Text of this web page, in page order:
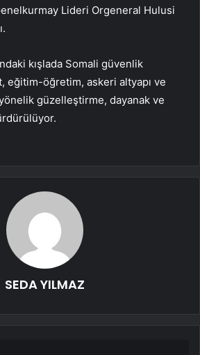
Lideri Orgeneral Hulusi
kışlada Somali güvenlik
eğitim-öğretim, askeri altyapı ve
güzelleştirme, dayanak ve
SEDA YILMAZ